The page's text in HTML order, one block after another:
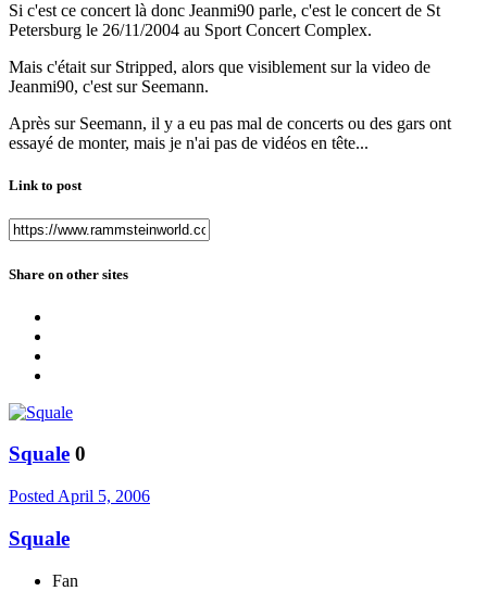
Si c'est ce concert là donc Jeanmi90 parle, c'est le concert de St
Petersburg le 26/11/2004 au Sport Concert Complex.
Mais c'était sur Stripped, alors que visiblement sur la video de
Jeanmi90, c'est sur Seemann.
Après sur Seemann, il y a eu pas mal de concerts ou des gars ont
essayé de monter, mais je n'ai pas de vidéos en tête...
Link to post
Share on other sites
Squale 0
Posted April 5, 2006
Squale
Fan